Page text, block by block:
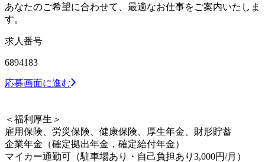
あなたのご希望に合わせて、最適なお仕事をご案内いたしま
す。
求人番号
6894183
応募画面に進む
＜福利厚生＞
雇用保険、労災保険、健康保険、厚生年金、財形貯蓄
企業年金（確定拠出年金，確定給付年金）
マイカー通勤可（駐車場あり・自己負担あり3,000円/月）